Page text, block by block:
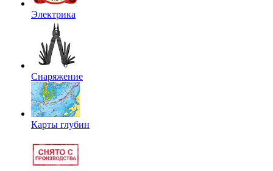
Электрика
Снаряжение
Карты глубин